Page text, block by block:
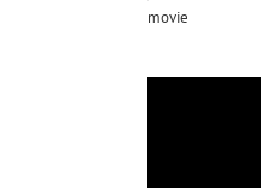
movie